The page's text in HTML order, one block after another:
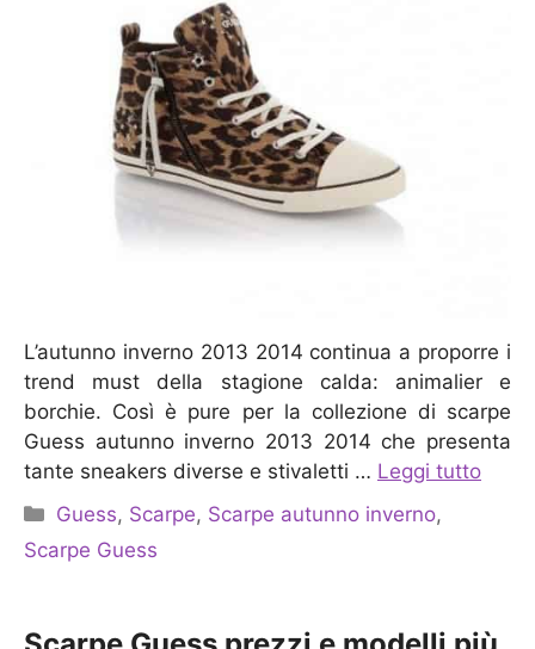
L’autunno inverno 2013 2014 continua a proporre i
trend must della stagione calda: animalier e
borchie. Così è pure per la collezione di scarpe
Guess autunno inverno 2013 2014 che presenta
tante sneakers diverse e stivaletti … Leggi tutto
Categorie
Guess, Scarpe, Scarpe autunno inverno,
Scarpe Guess